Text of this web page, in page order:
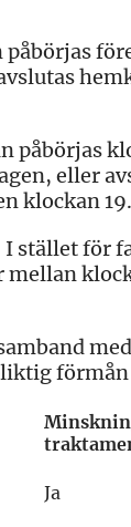
påbörjas
påbörjas
eller
klockan
I stället för
mellan
förmån
Ja